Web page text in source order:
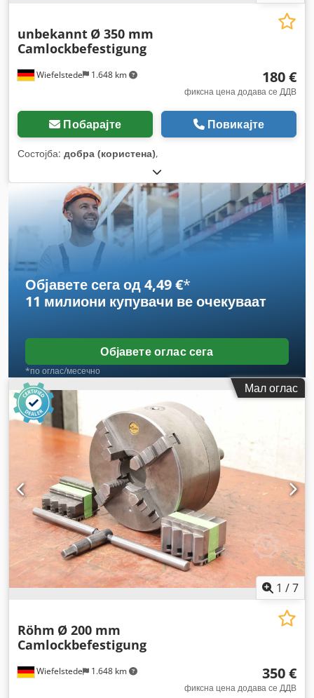
Wiefelstede 1.648 km
unbekannt Ø 350 mm
Camlockbefestigung
180 €
фиксна цена додава се ДДВ
Побарајте Повикајте
Состојба: добра (користена),
Објавете сега од 4,49 €*
11 милиони купувачи ве очекуваат
Објавете оглас сега
*по оглас/месечно
Мал оглас
1 /7
Wiefelstede 1.648 km
Röhm Ø 200 mm
Camlockbefestigung
350 €
фиксна цена додава се ДДВ